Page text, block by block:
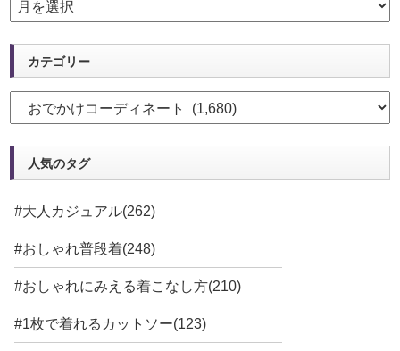
カテゴリー
人気のタグ
#大人カジュアル(262)
#おしゃれ普段着(248)
#おしゃれにみえる着こなし方(210)
#1枚で着れるカットソー(123)